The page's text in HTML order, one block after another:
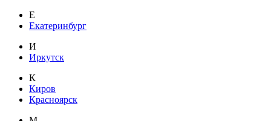
Е
Екатеринбург
И
Иркутск
К
Киров
Красноярск